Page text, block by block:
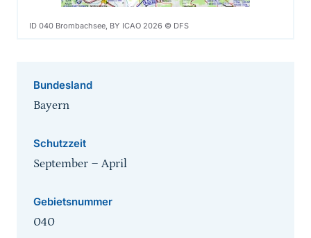
ID 040 Brombachsee, BY ICAO 2026 © DFS
Bundesland
Bayern
Schutzzeit
September ‒ April
Gebietsnummer
040